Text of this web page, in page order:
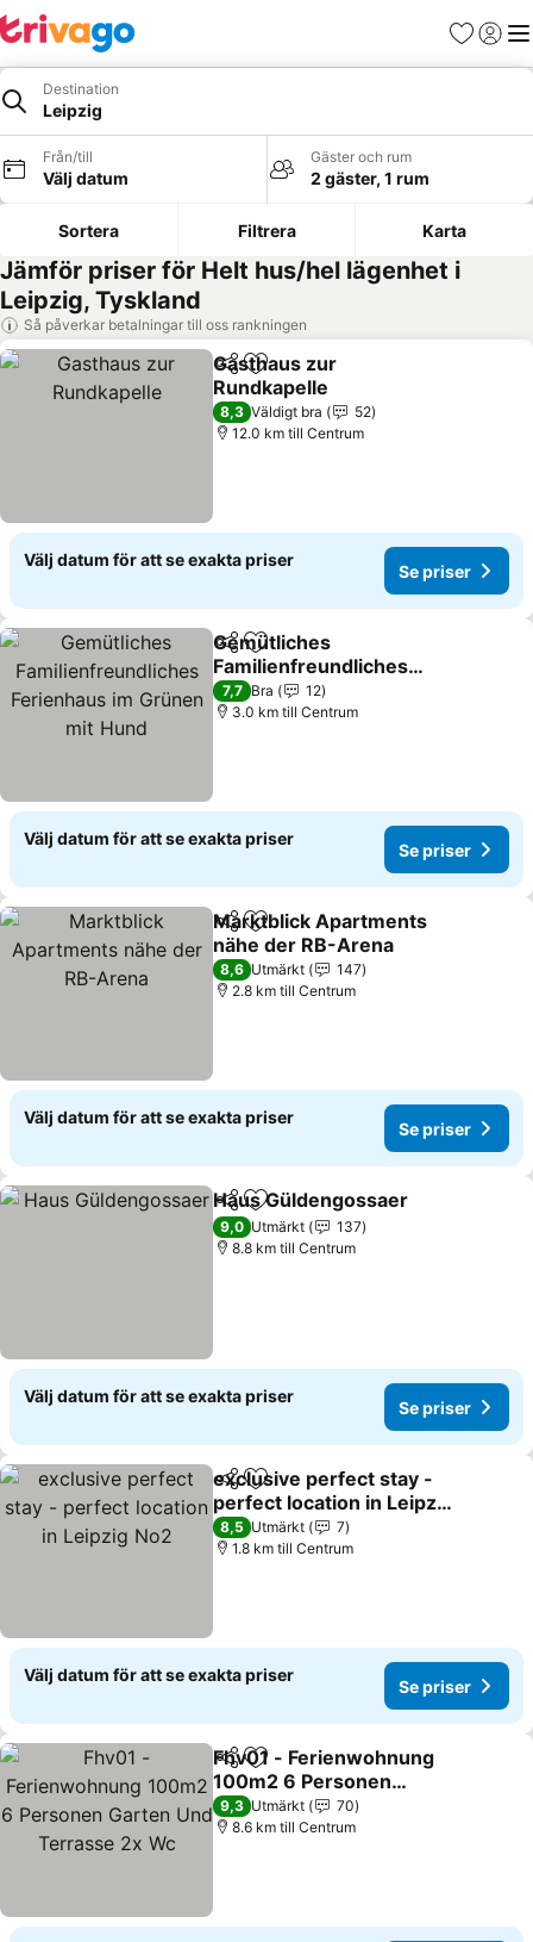
Favoriter
Logga
Destination
Leipzig
Från/till
Välj datum
Gäster och rum
2 gäster, 1 rum
Sortera Filtrera Karta
Jämför priser för Helt hus/hel lägenhet i
Leipzig, Tyskland
Så påverkar betalningar till oss rankningen
Dela Lägg till i Mina Favoriter
Gasthaus zur
Rundkapelle
8,3 Väldigt bra
52
12.0 km till Centrum
Välj datum för att se exakta priser
Se priser
Dela Lägg till i Mina Favoriter
Gemütliches
Familienfreundliches
Ferienhaus im Grünen mit
Hund
7,7 Bra
12
3.0 km till Centrum
Välj datum för att se exakta priser
Se priser
Dela Lägg till i Mina Favoriter
Marktblick Apartments
nähe der RB-Arena
8,6 Utmärkt
147
2.8 km till Centrum
Välj datum för att se exakta priser
Se priser
Dela Lägg till i Mina Favoriter
Haus Güldengossaer
9,0 Utmärkt
137
8.8 km till Centrum
Välj datum för att se exakta priser
Se priser
Dela Lägg till i Mina Favoriter
exclusive perfect stay -
perfect location in Leipzig
No2
8,5 Utmärkt
7
1.8 km till Centrum
Välj datum för att se exakta priser
Se priser
Dela Lägg till i Mina Favoriter
Fhv01 - Ferienwohnung
100m2 6 Personen
Garten Und Terrasse 2x
Wc
9,3 Utmärkt
70
8.6 km till Centrum